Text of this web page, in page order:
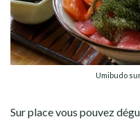
Umibudo
Sur place vous pouvez